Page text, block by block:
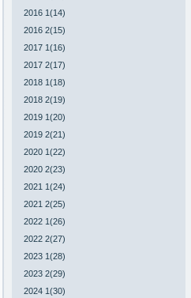
2016 1(14)
2016 2(15)
2017 1(16)
2017 2(17)
2018 1(18)
2018 2(19)
2019 1(20)
2019 2(21)
2020 1(22)
2020 2(23)
2021 1(24)
2021 2(25)
2022 1(26)
2022 2(27)
2023 1(28)
2023 2(29)
2024 1(30)